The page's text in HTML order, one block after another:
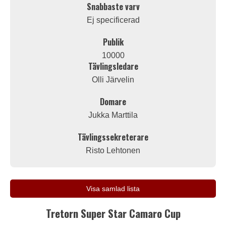
Snabbaste varv
Ej specificerad
Publik
10000
Tävlingsledare
Olli Järvelin
Domare
Jukka Marttila
Tävlingssekreterare
Risto Lehtonen
Visa samlad lista
Tretorn Super Star Camaro Cup